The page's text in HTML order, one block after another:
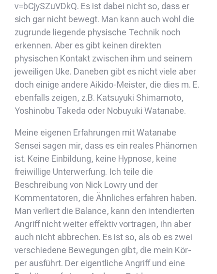
v=bCjySZuVDkQ. Es ist dabei nicht so, dass er
sich gar nicht bewegt. Man kann auch wohl die
zugrunde liegende physische Technik noch
erkennen. Aber es gibt keinen direkten
physischen Kontakt zwischen ihm und seinem
jeweiligen Uke. Daneben gibt es nicht viele aber
doch einige andere Aikido-Meister, die dies m. E.
ebenfalls zeigen, z.B. Katsuyuki Shimamoto,
Yoshinobu Takeda oder Nobuyuki Watanabe.
Meine eigenen Erfahrungen mit Watanabe
Sensei sagen mir, dass es ein reales Phänomen
ist. Keine Einbildung, keine Hypnose, keine
freiwillige Unterwerfung. Ich teile die
Beschreibung von Nick Lowry und der
Kommentatoren, die Ähnliches erfahren haben.
Man verliert die Balance, kann den intendierten
Angriff nicht weiter effektiv vortragen, ihn aber
auch nicht abbrechen. Es ist so, als ob es zwei
verschiedene Bewegungen gibt, die mein Kör-
per ausführt. Der eigentliche Angriff und eine